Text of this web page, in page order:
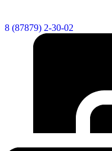
8 (87879) 2-30-02